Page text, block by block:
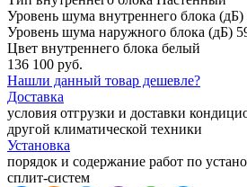
Уровень шума внутреннего блока (дБ)
Уровень шума наружного блока (дБ)
Цвет внутреннего блока белый
136 100 руб.
Нашли данный товар дешевле?
Доставка
условия отгрузки и доставки
другой климатической техники
Установка
порядок и содержание работ по
сплит-систем